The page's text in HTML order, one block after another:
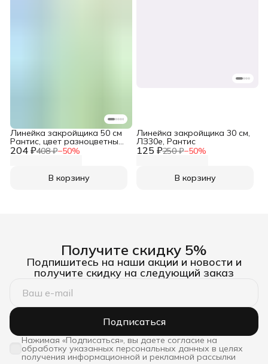
204 ₽408 ₽−50%
Линейка закройщика 50 см
Рантис, цвет разноцветный,
1 шт
В корзину
125 ₽250 ₽−50%
Линейка закройщика 30 см,
ЛЗ30е, Рантис
В корзину
Получите скидку 5%
Подпишитесь на наши акции и новости и
получите скидку на следующий заказ
Подписаться
Нажимая «Подписаться», вы даете согласие на
обработку указанных персональных данных в целях
получения информационной и рекламной рассылки